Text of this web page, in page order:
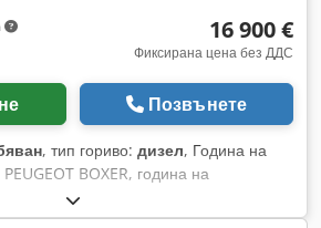
16 900 €
Фиксирана цена без ДДС
Позвънете
, тип гориво: дизел, Година на
PEUGEOT BOXER, година на
пробег 118 000 км, обща дължина 5,40
установка CARRIER STRADA